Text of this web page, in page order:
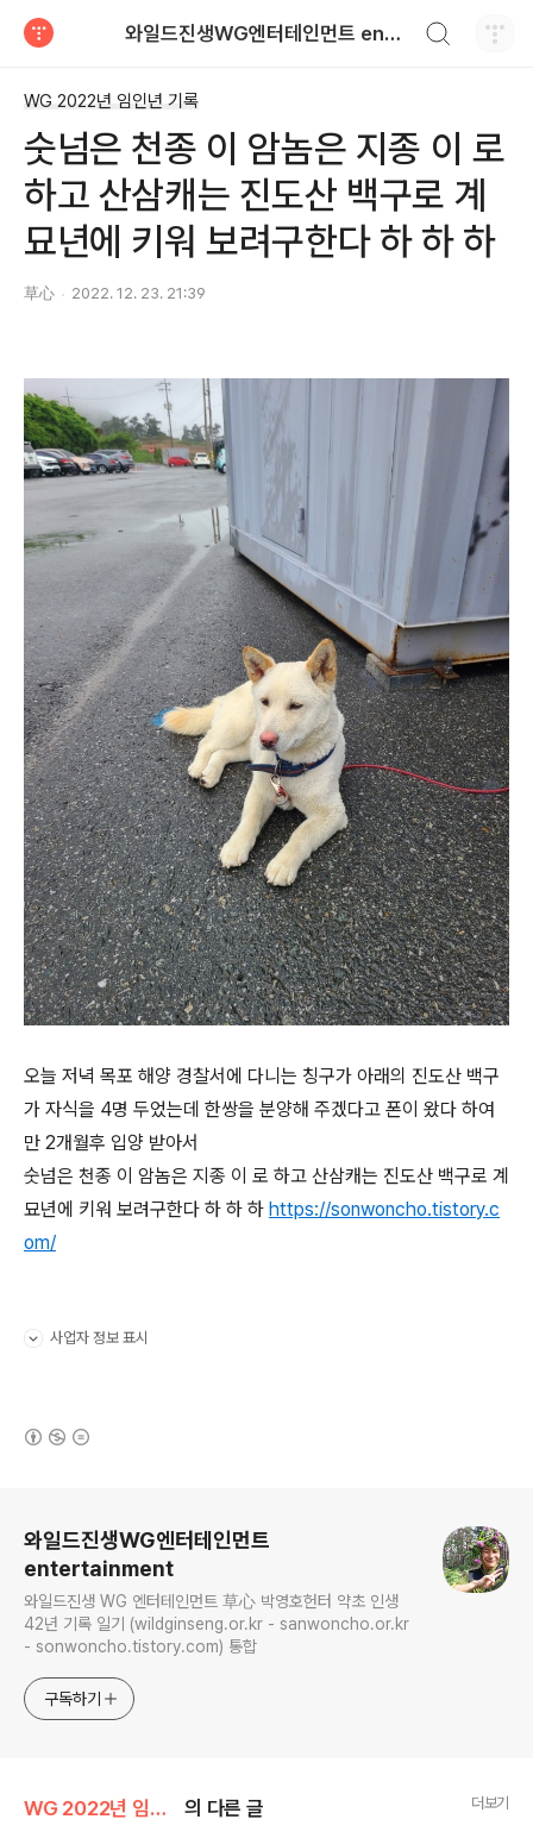
와일드진생WG엔터테인먼트 entertainment
WG 2022년 임인년 기록
숫넘은 천종 이 암놈은 지종 이 로
하고 산삼캐는 진도산 백구로 계
묘년에 키워 보려구한다 하 하 하
草心 2022. 12. 23. 21:39
오늘 저녁 목포 해양 경찰서에 다니는 칭구가 아래의 진도산 백구
가 자식을 4명 두었는데 한쌍을 분양해 주겠다고 폰이 왔다 하여
만 2개월후 입양 받아서
숫넘은 천종 이 암놈은 지종 이 로 하고 산삼캐는 진도산 백구로 계
묘년에 키워 보려구한다 하 하 하 https://sonwoncho.tistory.c
om/
사업자 정보 표시
와일드진생WG엔터테인먼트
entertainment
와일드진생 WG 엔터테인먼트 草心 박영호헌터 약초 인생
42년 기록 일기 (wildginseng.or.kr - sanwoncho.or.kr
- sonwoncho.tistory.com) 통합
구독하기
WG 2022년 임인년 기록 의 다른 글 더보기